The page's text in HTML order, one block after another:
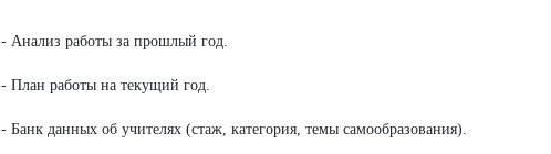
- Анализ работы за прошлый год.
- План работы на текущий год.
- Банк данных об учителях (стаж, категория, темы самообразования).